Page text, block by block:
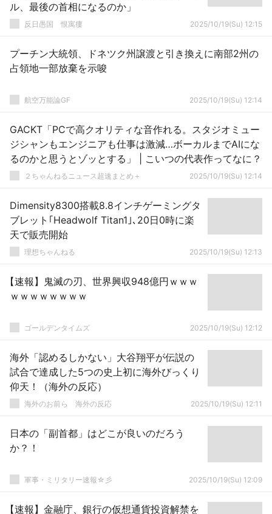
ル、最後の首相になるのか」
反日愚国 恨寓瘻 2025/10/19(Su) 12:15
プーチン大統領、ドネツク州譲渡と引き換えに南部2州の
占領地一部放棄を示唆
航空万能論GF 2025/10/19(Su) 12:14
GACKT「PCで高クオリティな音作れる。スタジオミュー
ジシャンもエンジニアも仕事は激減…ボーカルまでAIにな
るのかと思うとゾッとする」 | こいつの代表作ってなに？
２ちゃんねるニュース超速まとめ＋ 2025/10/19(Su) 12:14
Dimensity8300搭載8.8インチゲーミングタ
ブレット｢Headwolf Titan1｣､20日0時に楽
天で販売開始
理想ちゃんねる 2025/10/19(Su) 12:13
【速報】鬼滅の刃、世界興収948億円ｗｗｗ
ｗｗｗｗｗｗｗｗ
ゴールデンタイムズ 2025/10/19(Su) 12:12
海外「認めるしかない」大谷翔平が伝説の
試合で達成した5つの史上初に海外びっくり
仰天！（海外の反応）
海外のお前ら 海外の反応 2025/10/19(Su) 12:11
日本の「副首都」はどこが良いのだろう
か？！
軍事・ミリタリー速報☆彡 2025/10/19(Su) 12:09
【速報】金融庁、銀行の仮想通貨投資解禁を